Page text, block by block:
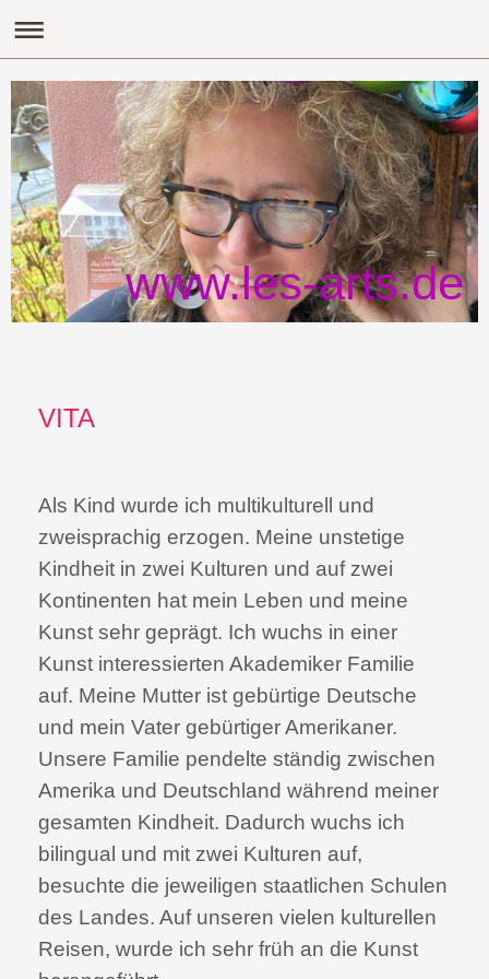
www.les-arts.de
VITA
Als Kind wurde ich multikulturell und
zweisprachig erzogen. Meine unstetige
Kindheit in zwei Kulturen und auf zwei
Kontinenten hat mein Leben und meine
Kunst sehr geprägt. Ich wuchs in einer
Kunst interessierten Akademiker Familie
auf. Meine Mutter ist gebürtige Deutsche
und mein Vater gebürtiger Amerikaner.
Unsere Familie pendelte ständig zwischen
Amerika und Deutschland während meiner
gesamten Kindheit. Dadurch wuchs ich
bilingual und mit zwei Kulturen auf,
besuchte die jeweiligen staatlichen Schulen
des Landes. Auf unseren vielen kulturellen
Reisen, wurde ich sehr früh an die Kunst